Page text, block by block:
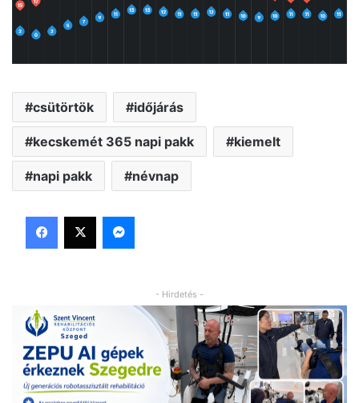
csütörtök időjárás
kecskemét 365 napi pakk kiemelt
napi pakk névnap
Facebook
X Messenger
- Hirdetés -